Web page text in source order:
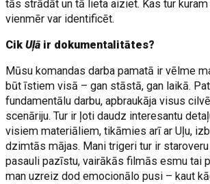
tās strādāt un tā lieta aiziet. Kas tur
vienmēr var identificēt.
CikUļā ir dokumentalitātes?
Mūsu komandas darba pamatā ir vēlme
būt īstiem visā – gan stāstā, gan laikā.
fundamentālu darbu, apbraukāja visus
scenāriju. Tur ir ļoti daudz interesantu
visiem materiāliem, tikāmies arī ar Uļu,
dzimtās mājas. Mani trigeri tur ir
pasauli pazīstu, vairākās filmās esmu tai
man uzreiz dod emocionālo pusi – kaut